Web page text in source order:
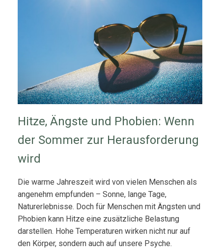
Hitze, Ängste und Phobien: Wenn
der Sommer zur Herausforderung
wird
Die warme Jahreszeit wird von vielen Menschen als
angenehm empfunden – Sonne, lange Tage,
Naturerlebnisse. Doch für Menschen mit Ängsten und
Phobien kann Hitze eine zusätzliche Belastung
darstellen. Hohe Temperaturen wirken nicht nur auf
den Körper, sondern auch auf unsere Psyche.